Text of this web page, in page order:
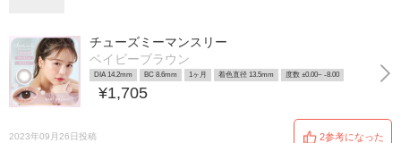
チューズミーマンスリー
ベイビーブラウン
DIA 14.2mm BC 8.6mm 1ヶ月 着色直径 13.5mm 度数 ±0.00~ -8.00
¥1,705
2023年09月26日投稿 2参考になった